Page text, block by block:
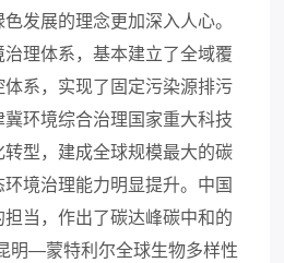
发展的理念更加深入人心。
理体系，基本建立了全域覆
系，实现了固定污染源排污
环境综合治理国家重大科技
型，建成全球规模最大的碳
境治理能力明显提升。中国
当，作出了碳达峰碳中和的
明—蒙特利尔全球生物多样性